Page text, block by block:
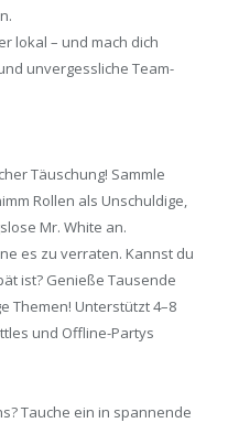
lokal – und mach dich
unvergessliche Team-
Täuschung! Sammle
Rollen als Unschuldige,
Mr. White an.
es zu verraten. Kannst du
ist? Genieße Tausende
Themen! Unterstützt 4–8
und Offline-Partys
Tauche ein in spannende